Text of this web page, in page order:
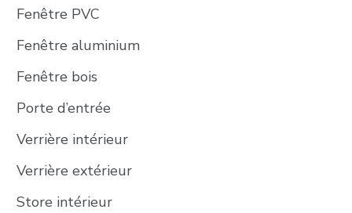
Fenêtre PVC
Fenêtre aluminium
Fenêtre bois
Porte d’entrée
Verrière intérieur
Verrière extérieur
Store intérieur